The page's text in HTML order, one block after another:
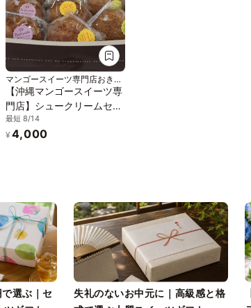
マンゴースイーツ専門店おきぽ
たショップ
【沖縄マンゴースイーツ専
門店】シュークリームセッ
ト(4種10個入り)
最短 8/14
¥ 4,000
選ぶ｜セ
失礼のないお中元に｜高級感と格